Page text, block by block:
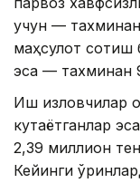
учун —
маҳсулот сотиш
эса — тахминан
Иш изловчилар
кутаётганлар
2,39 миллион
Кейинги